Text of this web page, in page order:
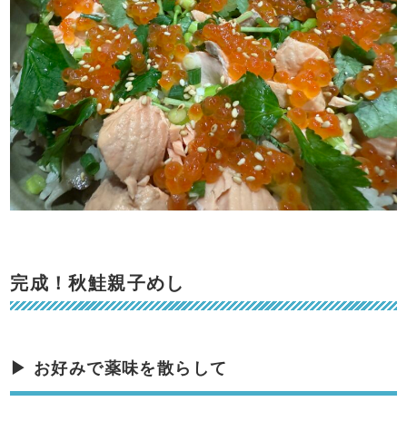
完成！秋鮭親子めし
▶ お好みで薬味を散らして